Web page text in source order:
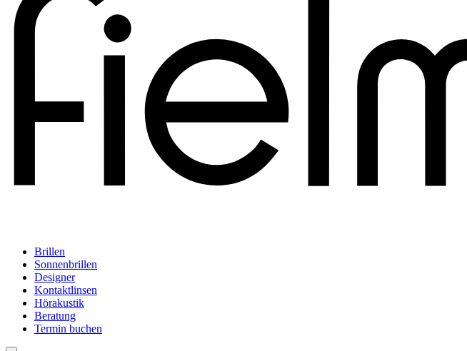
Brillen
Sonnenbrillen
Designer
Kontaktlinsen
Hörakustik
Beratung
Termin buchen